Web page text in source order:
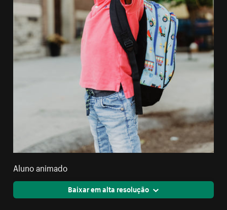
Aluno animado
Baixar em alta resolução